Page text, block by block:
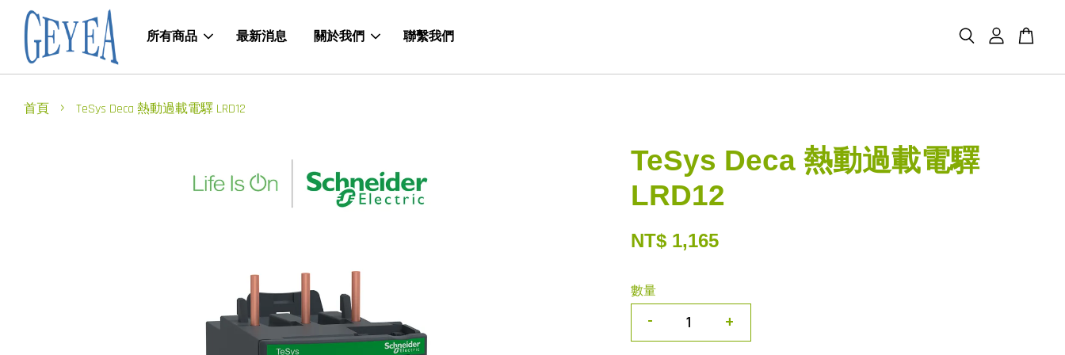
所有商品 最新消息 關於我們 聯繫我們
首頁 › TeSys Deca 熱動過載電驛 LRD12
TeSys Deca 熱動過載電驛
LRD12
NT$ 1,165
數量
- +